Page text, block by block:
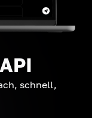
schnell,